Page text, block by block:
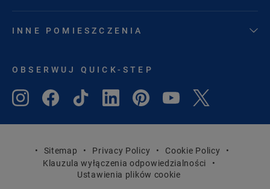
INNE POMIESZCZENIA
OBSERWUJ QUICK-STEP
Sitemap Privacy Policy
Cookie Policy
Klauzula wyłączenia odpowiedzialności
Ustawienia plików cookie